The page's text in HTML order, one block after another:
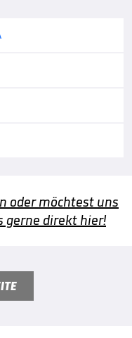
oder möchtest uns
gerne direkt hier!